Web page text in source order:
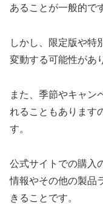
あることが一般的で
しかし、限定版や特
変動する可能性があ
また、季節やキャン
れることもあります
す。
公式サイトでの購入
情報やその他の製品
きることです。